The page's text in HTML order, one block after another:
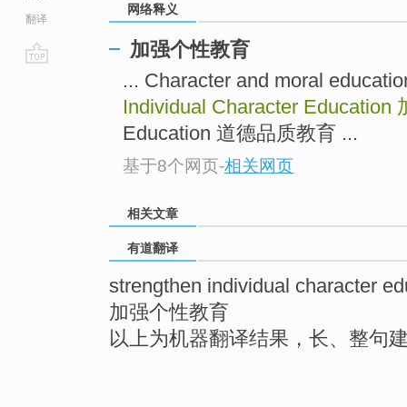
翻译
网络释义
加强个性教育
... Character and moral
Individual Character Education
Education 道德品质教育 ...
基于8个网页-相关网页
相关文章
有道翻译
strengthen individual character
加强个性教育
以上为机器翻译结果，长、整句